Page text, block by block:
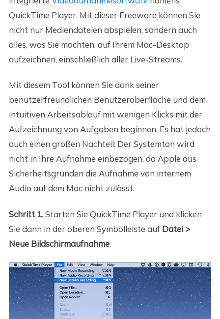
QuickTime Player. Mit dieser Freeware können Sie
nicht nur Mediendateien abspielen, sondern auch
alles, was Sie möchten, auf Ihrem Mac-Desktop
aufzeichnen, einschließlich aller Live-Streams.
Mit diesem Tool können Sie dank seiner
benutzerfreundlichen Benutzeroberfläche und dem
intuitiven Arbeitsablauf mit wenigen Klicks mit der
Aufzeichnung von Aufgaben beginnen. Es hat jedoch
auch einen großen Nachteil: Der Systemton wird
nicht in Ihre Aufnahme einbezogen, da Apple aus
Sicherheitsgründen die Aufnahme von internem
Audio auf dem Mac nicht zulässt.
Schritt 1.Starten Sie QuickTime Player und klicken
Sie dann in der oberen Symbolleiste auf Datei >
Neue Bildschirmaufnahme.